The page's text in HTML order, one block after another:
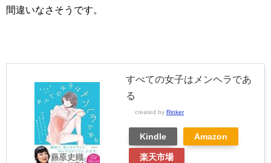
間違いなさそうです。
すべての女子はメンヘラであ
る
created by Rinker
Kindle Amazon
楽天市場